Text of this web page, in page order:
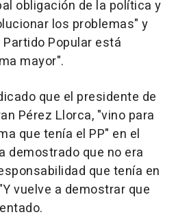
obligación de la política y
los problemas" y
Popular está
mayor".
que el presidente de
Pérez Llorca, "vino para
que tenía el PP" en el
demostrado que no era
que tenía en
vuelve a demostrar que